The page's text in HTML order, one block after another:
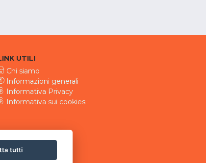
UTILI
Chi siamo
Informazioni generali
Informativa Privacy
Informativa sui cookies
tutti